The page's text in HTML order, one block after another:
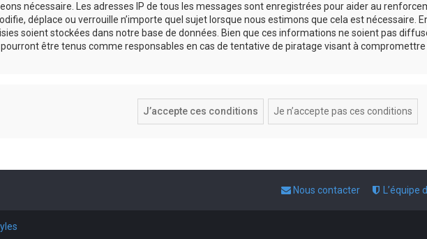
nécessaire. Les adresses IP de tous les messages sont enregistrées pour aider au
déplace ou verrouille n’importe quel sujet lorsque nous estimons que cela est nécessaire.
soient stockées dans notre base de données. Bien que ces informations ne soient pas
pourront être tenus comme responsables en cas de tentative de piratage visant à compromettre
Nous contacter